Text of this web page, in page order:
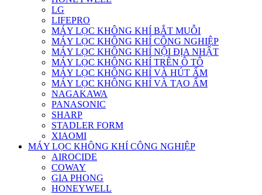
LG
LIFEPRO
MÁY LỌC KHÔNG KHÍ BẮT MUỖI
MÁY LỌC KHÔNG KHÍ CÔNG NGHIỆP
MÁY LỌC KHÔNG KHÍ NỘI ĐỊA NHẬT
MÁY LỌC KHÔNG KHÍ TRÊN Ô TÔ
MÁY LỌC KHÔNG KHÍ VÀ HÚT ẨM
MÁY LỌC KHÔNG KHÍ VÀ TẠO ẨM
NAGAKAWA
PANASONIC
SHARP
STADLER FORM
XIAOMI
MÁY LỌC KHÔNG KHÍ CÔNG NGHIỆP
AIROCIDE
COWAY
GIA PHONG
HONEYWELL